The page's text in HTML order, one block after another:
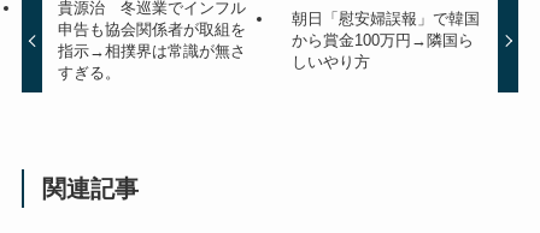
貴源治 冬巡業でインフル
申告も協会関係者が取組を
指示→相撲界は常識が無さ
すぎる。
朝日「慰安婦誤報」で韓国
から賞金100万円→隣国ら
しいやり方
関連記事